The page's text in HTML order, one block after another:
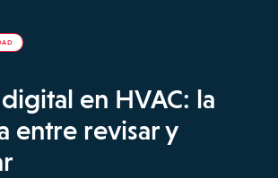
en HVAC: la
entre revisar y